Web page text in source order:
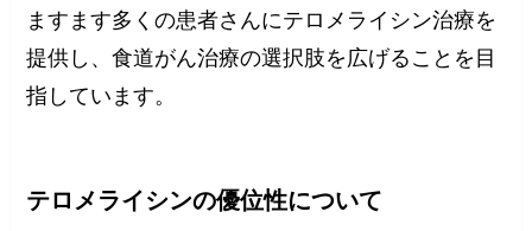
ますます多くの患者さんにテロメライシン治療を
提供し、食道がん治療の選択肢を広げることを目
指しています。
テロメライシンの優位性について